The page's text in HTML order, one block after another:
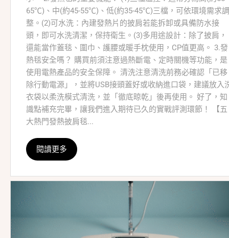
65℃)、中(約45-55℃)、低(約35-45℃)三檔，可依環境需求調
整。(2)可水洗：內建發熱片的披肩若能拆卸或具備防水接
頭，即可水洗清潔，保持衛生。(3)多用途設計：除了披肩，
還能當作蓋毯、圍巾、護腰或暖手枕使用，CP值更高。 3.發
熱毯安全嗎？ 購買前須注意過熱斷電、定時關機等功能，是
使用電熱產品的安全保障。 清洗注意清洗前務必確認「已移
除行動電源」，並將USB接頭蓋好或收納進口袋，建議放入
衣袋以柔洗模式清洗，並「徹底晾乾」後再使用。 好了，知
識點補充完畢，讓我們進入期待已久的實戰評測環節！ 【五
大熱門發熱披肩毯...
閱讀更多